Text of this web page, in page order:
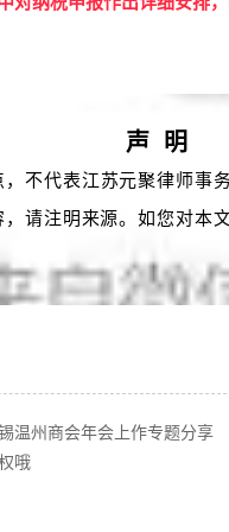
声 明
不代表江苏元聚律师事
请注明来源。如您对本
温州商会年会上作专题分享
哦